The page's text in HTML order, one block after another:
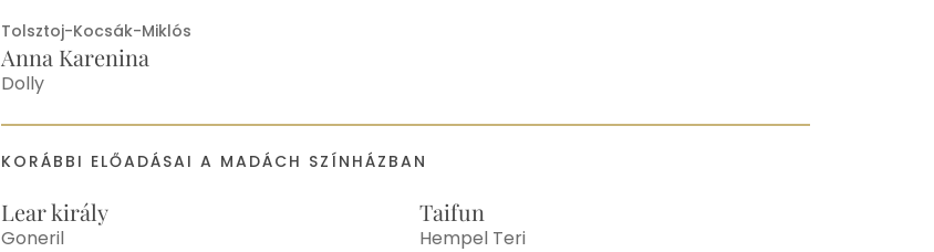
Tolsztoj-Kocsák-Miklós
Anna Karenina
Dolly
KORÁBBI ELŐADÁSAI A MADÁCH SZÍNHÁZBAN
Lear király
Goneril
Taifun
Hempel Teri